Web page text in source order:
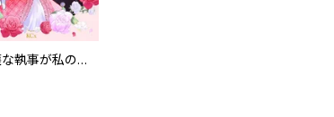
過保護な執事が私の婚活を邪魔してきます！ 分冊版